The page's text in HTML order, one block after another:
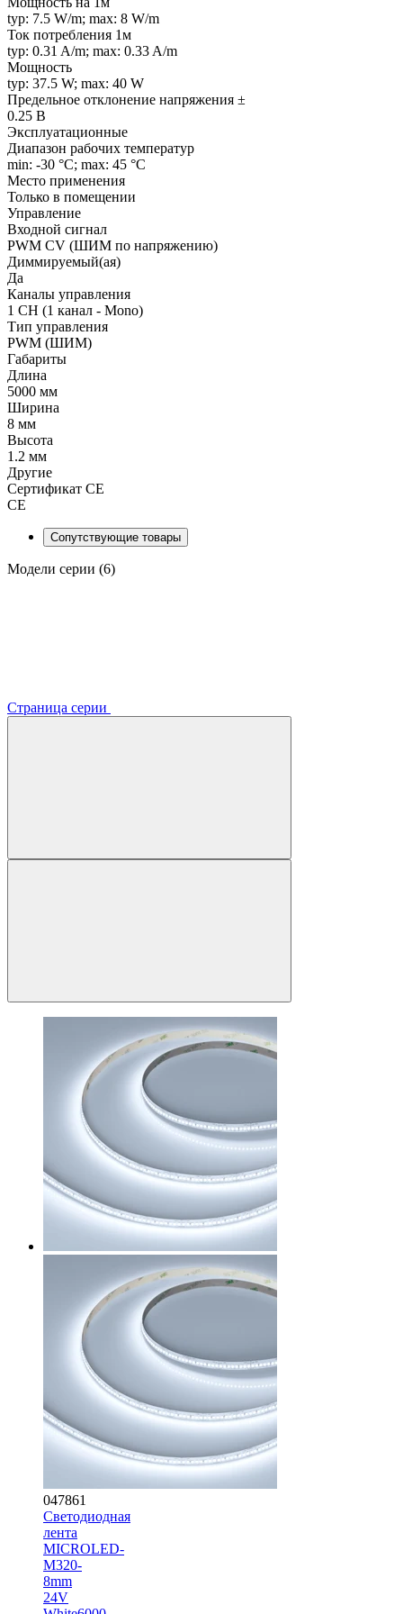
typ: 7.5 W/m; max: 8 W/m
Ток потребления 1м
typ: 0.31 A/m; max: 0.33 A/m
Мощность
typ: 37.5 W; max: 40 W
Предельное отклонение напряжения ±
0.25 В
Эксплуатационные
Диапазон рабочих температур
min: -30 °C; max: 45 °C
Место применения
Только в помещении
Управление
Входной сигнал
PWM СV (ШИМ по напряжению)
Диммируемый(ая)
Да
Каналы управления
1 CH (1 канал - Mono)
Тип управления
PWM (ШИМ)
Габариты
Длина
5000 мм
Ширина
8 мм
Высота
1.2 мм
Другие
Сертификат CE
CE
Сопутствующие товары
Модели серии (6)
Страница серии
047861
Светодиодная
лента
MICROLED-
M320-
8mm
24V